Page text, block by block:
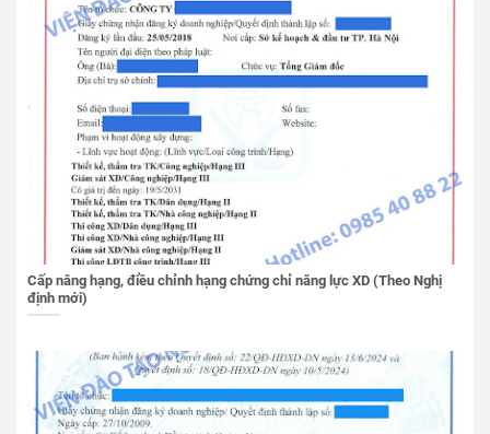
Cấp nâng hạng, điều chỉnh hạng chứng chỉ năng lực XD (Theo Nghị
định mới)